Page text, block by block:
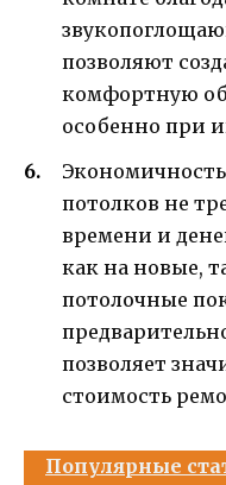
позволяют
комфортную
особенно при
потолков не
времени и
как на новые,
потолочные
позволяет
стоимость
Популярные